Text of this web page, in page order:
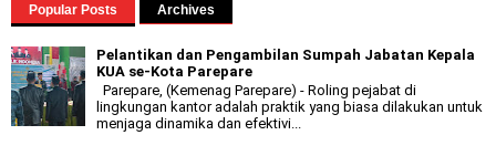
Popular Posts Archives
Pelantikan dan Pengambilan Sumpah Jabatan Kepala
KUA se-Kota Parepare
Parepare, (Kemenag Parepare) - Roling pejabat di
lingkungan kantor adalah praktik yang biasa dilakukan untuk
menjaga dinamika dan efektivi...